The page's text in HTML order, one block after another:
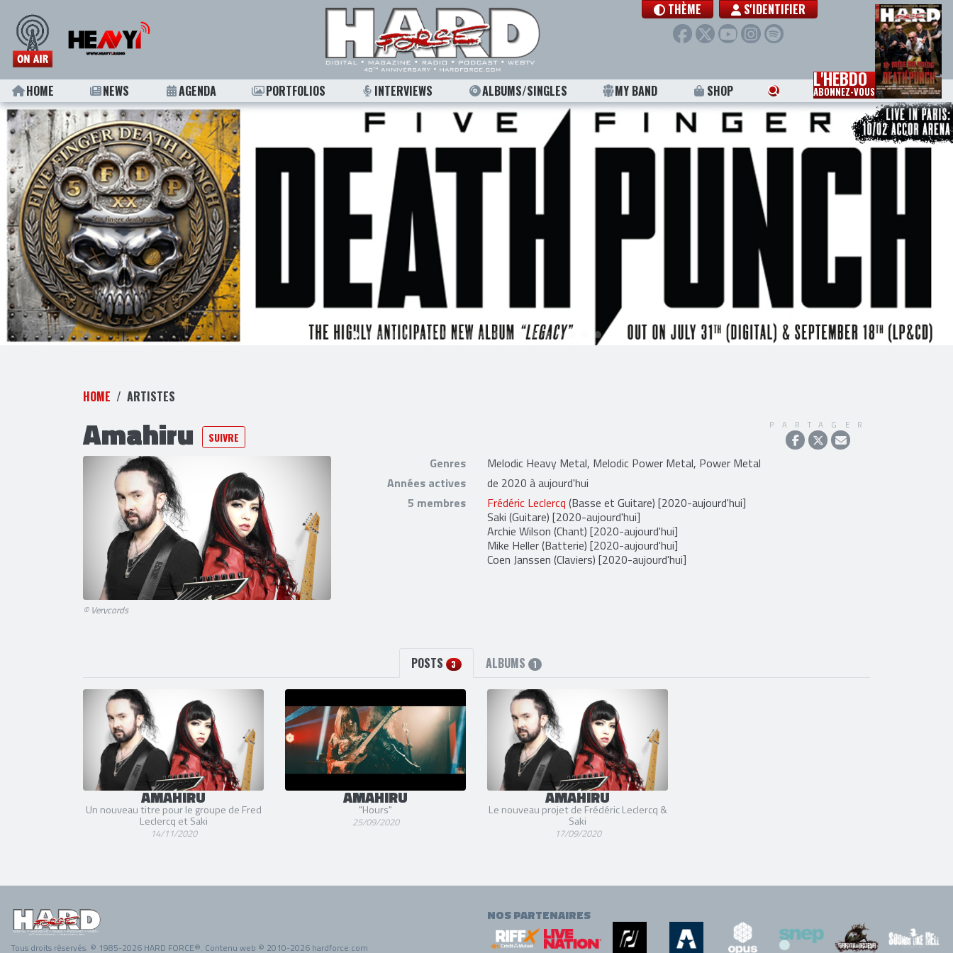
THÈME S'IDENTIFIER
HOME NEWS AGENDA PORTFOLIOS INTERVIEWS ALBUMS/SINGLES MY BAND SHOP L'HEBDO
ABONNEZ-VOUS
HOME ARTISTES
Amahiru SUIVRE
PARTAGER
© Verycords
Genres
Melodic Heavy Metal, Melodic Power Metal, Power Metal
Années actives
de 2020 à aujourd'hui
5 membres
Frédéric Leclercq (Basse et Guitare) [2020-aujourd'hui]
Saki (Guitare) [2020-aujourd'hui]
Archie Wilson (Chant) [2020-aujourd'hui]
Mike Heller(Batterie) [2020-aujourd'hui]
Coen Janssen (Claviers) [2020-aujourd'hui]
POSTS 3 ALBUMS 1
AMAHIRU
Un nouveau titre pour le groupe de Fred
Leclercq et Saki
14/11/2020
AMAHIRU
"Hours"
25/09/2020
AMAHIRU
Le nouveau projet de Frédéric Leclercq &
Saki
17/09/2020
Tous droits réservés. © 1985-2026 HARD FORCE®. Contenu web © 2010-2026 hardforce.com
NOS PARTENAIRES